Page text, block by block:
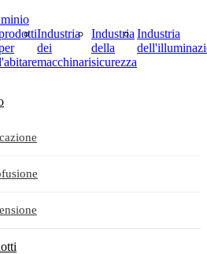
Industria
dei
macchinari
Industria
della
sicurezza
Industria